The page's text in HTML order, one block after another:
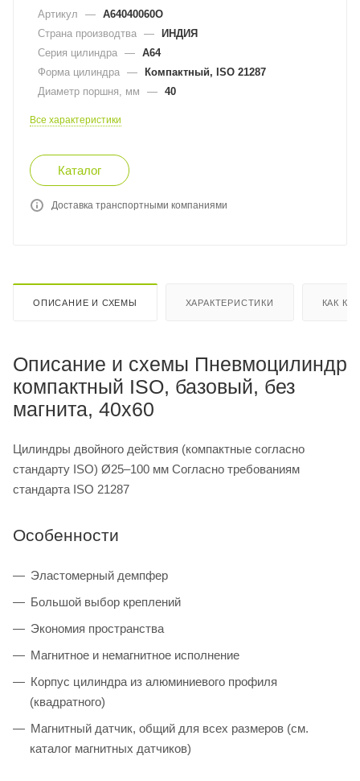
Артикул — A64040060O
Страна производтва — ИНДИЯ
Серия цилиндра — A64
Форма цилиндра — Компактный, ISO 21287
Диаметр поршня, мм
— 40
Все характеристики
Каталог
Доставка транспортными компаниями
ОПИСАНИЕ И СХЕМЫ ХАРАКТЕРИСТИКИ КАК
Описание и схемы Пневмоцилиндр
компактный ISO, базовый, без
магнита, 40x60
Цилиндры двойного действия (компактные согласно
стандарту ISO) Ø25–100 мм Согласно требованиям
стандарта ISO 21287
Особенности
Эластомерный демпфер
Большой выбор креплений
Экономия пространства
Магнитное и немагнитное исполнение
Корпус цилиндра из алюминиевого профиля
(квадратного)
Магнитный датчик, общий для всех размеров (см.
каталог магнитных датчиков)